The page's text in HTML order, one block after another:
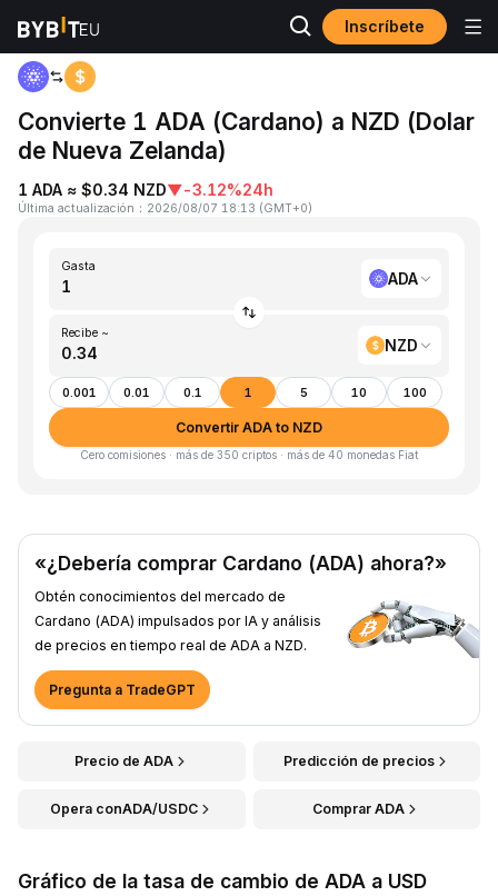
Inscríbete
Inicio ADA to NZD
Convierte 1 ADA (Cardano) a NZD (Dolar
de Nueva Zelanda)
1 ADA ≈ $0.34 NZD▼-3.12%24h
Última actualización ： 2026/08/07 18:13 (GMT+0)
Gasta
ADA
Recibe ~
NZD
0.001 0.01 0.1 1 5 10 100
Convertir ADA to NZD
Cero comisiones · más de 350 criptos · más de 40 monedas Fiat
«¿Debería comprar Cardano (ADA) ahora?»
Obtén conocimientos del mercado de
Cardano (ADA) impulsados por IA y análisis
de precios en tiempo real de ADA a NZD.
Pregunta a TradeGPT
Precio de ADA Predicción de precios
Opera conADA/USDC Comprar ADA
Gráfico de la tasa de cambio de ADA a USD